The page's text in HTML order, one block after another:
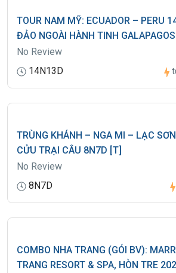
hàng làm visa tái nhập, ngày đi tour mang
phông nền trắng và mang theo visa vào Việt
cảnh.
trong trường hợp: Xảy ra thiên tai: bão lụt,
thuật, an ninh, dời, hủy, hoãn chuyến bay.
trả chi phí không tham quan cho khách trong
khi đã trừ lại các dịch vụ đã thực hiện như phí
chịu trách nhiệm bồi thường thêm bất kỳ chi
●Quý khách vui lòng không rời khỏi đoàn
tour.
●Khi đăng ký tour du lịch, Quý khách vui lòng
hủy Tour,…Trong trường hợp Quý khách
tour mà do người khác đến đăng ký thì Quý
TOUR NAM MỸ: ECUADOR – PERU
ĐẢO NGOÀI HÀNH TINH
No Review
14N13D
TRÙNG KHÁNH – NGA MI – LẠC
CỬU TRẠI CÂU 8N7D [T]
No Review
8N7D
COMBO NHA TRANG (GÓI BV):
TRANG RESORT & SPA, HÒN TRE